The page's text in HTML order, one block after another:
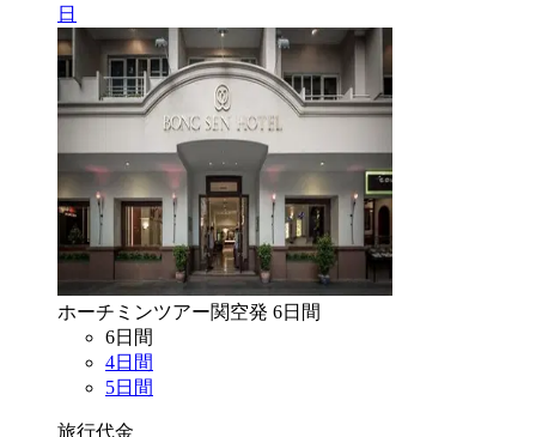
日
ホーチミンツアー関空発 6日間
6日間
4日間
5日間
旅行代金